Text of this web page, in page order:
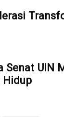
Senat UIN
Hidup